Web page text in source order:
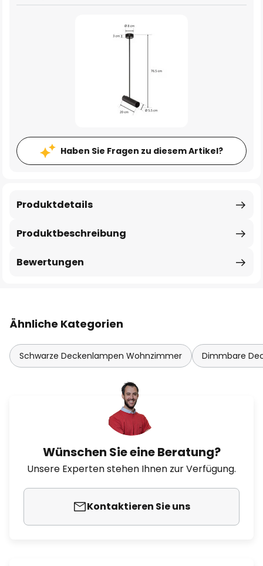
Haben Sie Fragen zu diesem Artikel?
Produktbeschreibung
Produktdetails
Bewertungen
Ähnliche Kategorien
Schwarze Deckenlampen Wohnzimmer Dimmbare
Wünschen Sie eine Beratung?
Unsere Experten stehen Ihnen zur Verfügung.
Kontaktieren Sie uns